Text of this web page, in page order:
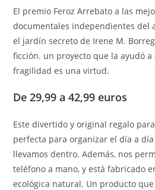
El premio Feroz Arrebato a las
documentales independientes del
el jardín secreto de Irene M.
ficción. un proyecto que la ayudó
fragilidad es una virtud.
De 29,99 a 42,99 euros
Este divertido y original regalo
perfecta para organizar el día a
llevamos dentro. Además, nos
teléfono a mano, y está fabricado
ecológica natural. Un producto